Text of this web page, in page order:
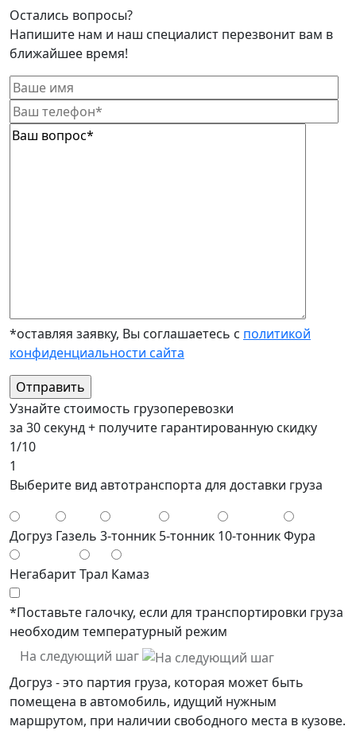
Остались вопросы?
Напишите нам и наш специалист перезвонит вам в
ближайшее время!
*оставляя заявку, Вы соглашаетесь с политикой
конфиденциальности сайта
Узнайте стоимость грузоперевозки
за 30 секунд + получите гарантированную скидку
1/10
1
Выберите вид автотранспорта для доставки груза
Догруз Газель 3-тонник 5-тонник 10-тонникФура
НегабаритТрал Камаз
*Поставьте галочку, если для транспортировки груза
необходим температурный режим
На следующий шаг
Догруз - это партия груза, которая может быть
помещена в автомобиль, идущий нужным
маршрутом, при наличии свободного места в кузове.